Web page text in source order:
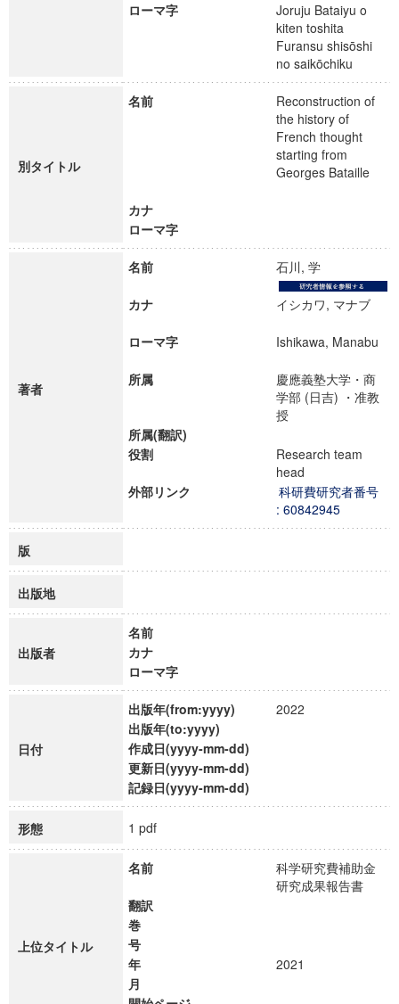
ローマ字
Joruju Bataiyu o
kiten toshita
Furansu shisōshi
no saikōchiku
別タイトル
名前
Reconstruction of
the history of
French thought
starting from
Georges Bataille
カナ
ローマ字
著者
名前 石川, 学
カナ イシカワ, マナブ
ローマ字 Ishikawa, Manabu
所属
慶應義塾大学・商
学部 (日吉) ・准教
授
所属(翻訳)
役割
Research team
head
外部リンク
科研費研究者番号
: 60842945
版
出版地
出版者
名前
カナ
ローマ字
日付
出版年(from:yyyy)
2022
出版年(to:yyyy)
作成日(yyyy-mm-dd)
更新日(yyyy-mm-dd)
記録日(yyyy-mm-dd)
形態 1 pdf
上位タイトル
名前
科学研究費補助金
研究成果報告書
翻訳
巻
号
年
2021
月